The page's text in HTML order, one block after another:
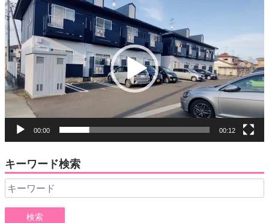
画
プ
レ
ー
ヤ
ー
00:00 00:12
キーワード検索
Search
for: